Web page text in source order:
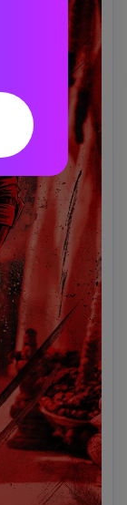
pencahayaan
rahang, dan
warna yang
sambil
cahaya balik
agresi
poster
ilustrasi
energi aksi
teks ekstra,
ada warna